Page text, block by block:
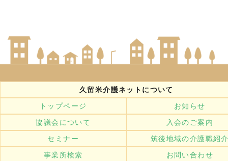
久留米介護ネットについて
トップページ
お知らせ
協議会について
入会のご案内
セミナー
筑後地域の介護職紹
事業所検索
お問い合わせ